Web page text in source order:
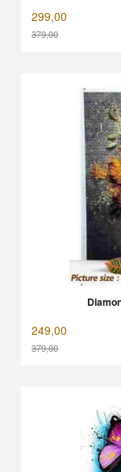
299,00
379,00
249,00
379,00